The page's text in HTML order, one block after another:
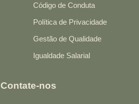
Código de Conduta
Política de Privacidade
Gestão de Qualidade
Igualdade Salarial
Contate-nos